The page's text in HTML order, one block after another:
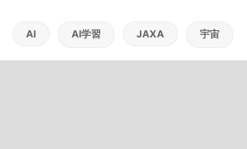
AI AI学習 JAXA 宇宙